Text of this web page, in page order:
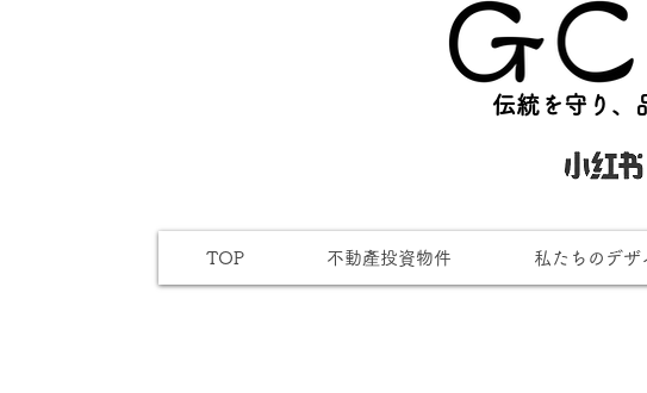
伝統を守り
TOP 不動產投資物件 私たちのデザ